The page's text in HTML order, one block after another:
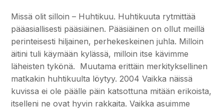
Missä olit silloin – Huhtikuu. Huhtikuuta rytmittää
pääasiallisesti pääsiäinen. Pääsiäinen on ollut meillä
perinteisesti hiljainen, perhekeskeinen juhla. Milloin
äitini tuli käymään kylässä, milloin itse kävimme
läheisten tykönä. Muutama erittäin merkityksellinen
matkakin huhtikuulta löytyy. 2004 Vaikka näissä
kuvissa ei ole päälle päin katsottuna mitään erikoista,
itselleni ne ovat hyvin rakkaita. Vaikka asuimme